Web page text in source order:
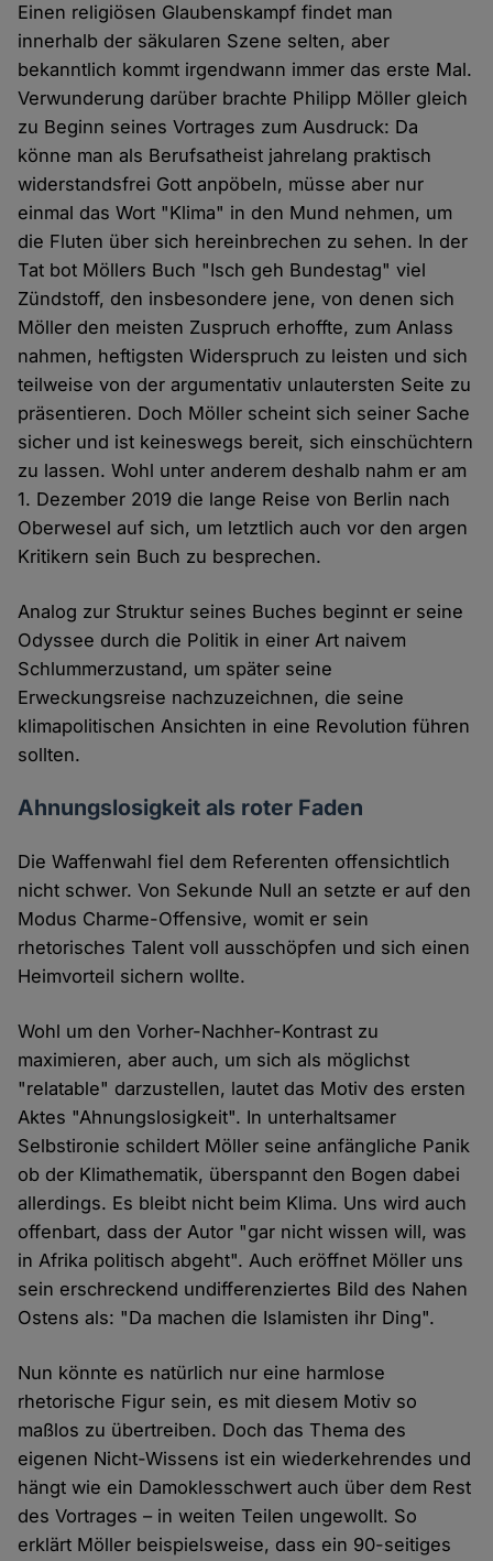
Einen religiösen Glaubenskampf findet man
innerhalb der säkularen Szene selten, aber
bekanntlich kommt irgendwann immer das erste Mal.
Verwunderung darüber brachte Philipp Möller gleich
zu Beginn seines Vortrages zum Ausdruck: Da
könne man als Berufsatheist jahrelang praktisch
widerstandsfrei Gott anpöbeln, müsse aber nur
einmal das Wort "Klima" in den Mund nehmen, um
die Fluten über sich hereinbrechen zu sehen. In der
Tat bot Möllers Buch "Isch geh Bundestag" viel
Zündstoff, den insbesondere jene, von denen sich
Möller den meisten Zuspruch erhoffte, zum Anlass
nahmen, heftigsten Widerspruch zu leisten und sich
teilweise von der argumentativ unlautersten Seite zu
präsentieren. Doch Möller scheint sich seiner Sache
sicher und ist keineswegs bereit, sich einschüchtern
zu lassen. Wohl unter anderem deshalb nahm er am
1. Dezember 2019 die lange Reise von Berlin nach
Oberwesel auf sich, um letztlich auch vor den argen
Kritikern sein Buch zu besprechen.
Analog zur Struktur seines Buches beginnt er seine
Odyssee durch die Politik in einer Art naivem
Schlummerzustand, um später seine
Erweckungsreise nachzuzeichnen, die seine
klimapolitischen Ansichten in eine Revolution führen
sollten.
Ahnungslosigkeit als roter Faden
Die Waffenwahl fiel dem Referenten offensichtlich
nicht schwer. Von Sekunde Null an setzte er auf den
Modus Charme-Offensive, womit er sein
rhetorisches Talent voll ausschöpfen und sich einen
Heimvorteil sichern wollte.
Wohl um den Vorher-Nachher-Kontrast zu
maximieren, aber auch, um sich als möglichst
"relatable" darzustellen, lautet das Motiv des ersten
Aktes "Ahnungslosigkeit". In unterhaltsamer
Selbstironie schildert Möller seine anfängliche Panik
ob der Klimathematik, überspannt den Bogen dabei
allerdings. Es bleibt nicht beim Klima. Uns wird auch
offenbart, dass der Autor "gar nicht wissen will, was
in Afrika politisch abgeht". Auch eröffnet Möller uns
sein erschreckend undifferenziertes Bild des Nahen
Ostens als: "Da machen die Islamisten ihr Ding".
Nun könnte es natürlich nur eine harmlose
rhetorische Figur sein, es mit diesem Motiv so
maßlos zu übertreiben. Doch das Thema des
eigenen Nicht-Wissens ist ein wiederkehrendes und
hängt wie ein Damoklesschwert auch über dem Rest
des Vortrages – in weiten Teilen ungewollt. So
erklärt Möller beispielsweise, dass ein 90-seitiges